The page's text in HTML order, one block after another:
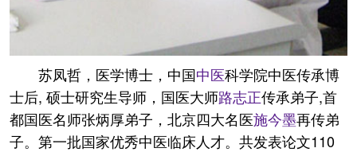
苏凤哲，医学博士，中国中医科学院中医传承博
士后, 硕士研究生导师，国医大师路志正传承弟子,首
都国医名师张炳厚弟子，北京四大名医施今墨再传弟
子。第一批国家优秀中医临床人才。共发表论文110